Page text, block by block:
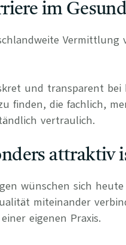
im
und transparent
finden, die fachlich,
vertraulich.
attraktiv
wünschen sich
miteinander
eigenen Praxis.